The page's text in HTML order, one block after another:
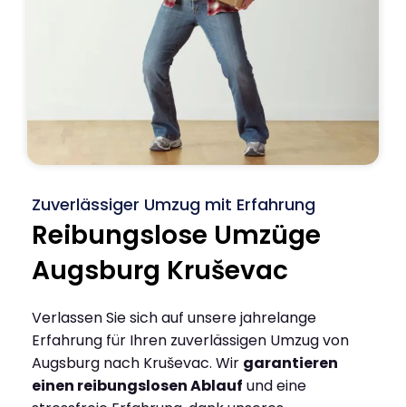
Zuverlässiger Umzug mit Erfahrung
Reibungslose Umzüge
Augsburg Kruševac
Verlassen Sie sich auf unsere jahrelange
Erfahrung für Ihren zuverlässigen Umzug von
Augsburg nach Kruševac. Wir garantieren
einen reibungslosen Ablauf und eine